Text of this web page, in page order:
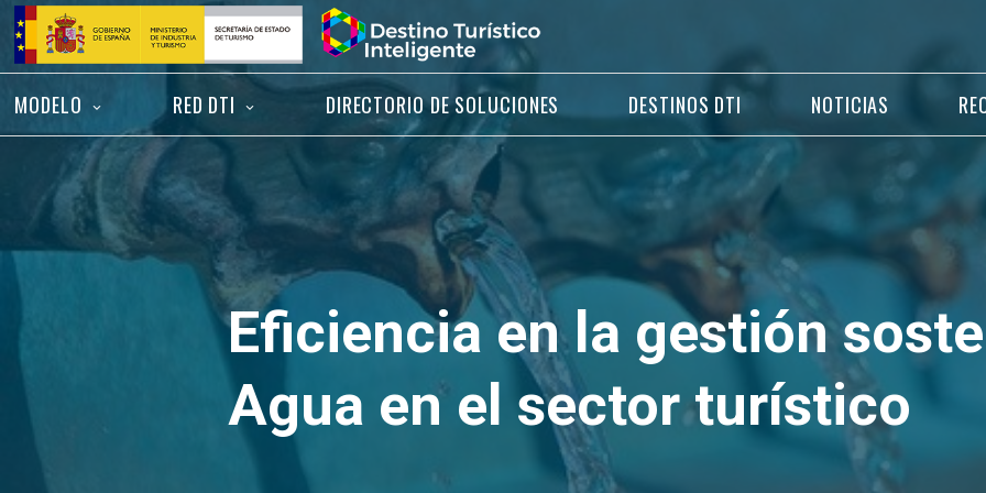
Saltar
contenido
Inicio
MODELO RED DTI DIRECTORIO DE SOLUCIONES DESTINOS DTI NOTICIAS
Eficiencia en la gestión
Agua en el sector turístico